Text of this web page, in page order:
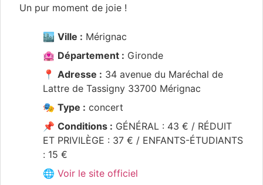
Un pur moment de joie !
🏙️ Ville : Mérignac
🏩 Département : Gironde
📍 Adresse : 34 avenue du Maréchal de
Lattre de Tassigny 33700 Mérignac
🎭 Type : concert
📌 Conditions : GÉNÉRAL : 43 € / RÉDUIT
ET PRIVILÈGE : 37 € / ENFANTS-ÉTUDIANTS
: 15 €
🌐 Voir le site officiel